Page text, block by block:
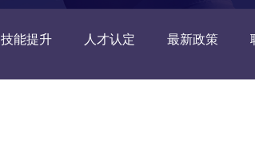
技能提升 人才认定 最新政策